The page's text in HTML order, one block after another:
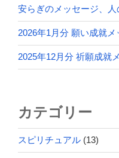
安らぎのメッセージ、人
2026年1月分 願い成就メ
2025年12月分 祈願成就
カテゴリー
スピリチュアル (13)